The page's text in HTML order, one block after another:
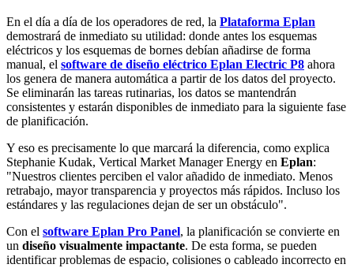
En el día a día de los operadores de red, la Plataforma Eplan
demostrará de inmediato su utilidad: donde antes los esquemas
eléctricos y los esquemas de bornes debían añadirse de forma
manual, el software de diseño eléctrico Eplan Electric P8 ahora
los genera de manera automática a partir de los datos del proyecto.
Se eliminarán las tareas rutinarias, los datos se mantendrán
consistentes y estarán disponibles de inmediato para la siguiente fase
de planificación.
Y eso es precisamente lo que marcará la diferencia, como explica
Stephanie Kudak, Vertical Market Manager Energy en Eplan:
"Nuestros clientes perciben el valor añadido de inmediato. Menos
retrabajo, mayor transparencia y proyectos más rápidos. Incluso los
estándares y las regulaciones dejan de ser un obstáculo".
Con el software Eplan Pro Panel, la planificación se convierte en
un diseño visualmente impactante. De esta forma, se pueden
identificar problemas de espacio, colisiones o cableado incorrecto en